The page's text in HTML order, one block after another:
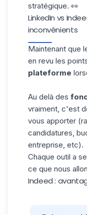
stratégique. 👀
LinkedIn vs
inconvénients
Maintenant que
en revu les
plateforme
Au delà des
vraiment, c'est
vous apporter
candidatures,
entreprise, etc).
Chaque outil a
ce que nous
Indeed :